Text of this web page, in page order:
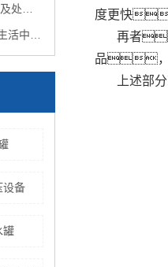
方法
用？
设备
罐
度更快
再者
品，
上述部